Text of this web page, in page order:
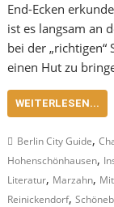
End-Ecken
ist es langsam an
bei der
einen Hut zu
WEITERLESEN...
Berlin City Guide,
Hohenschönhausen,
Literatur, Marzahn,
Reinickendorf,